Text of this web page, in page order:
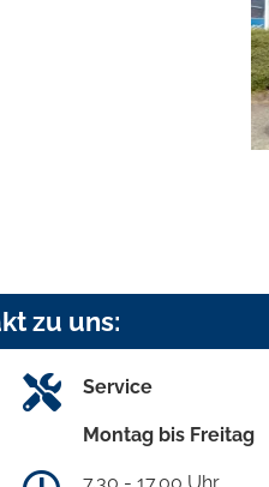
zu uns:
Service
Montag bis Freitag